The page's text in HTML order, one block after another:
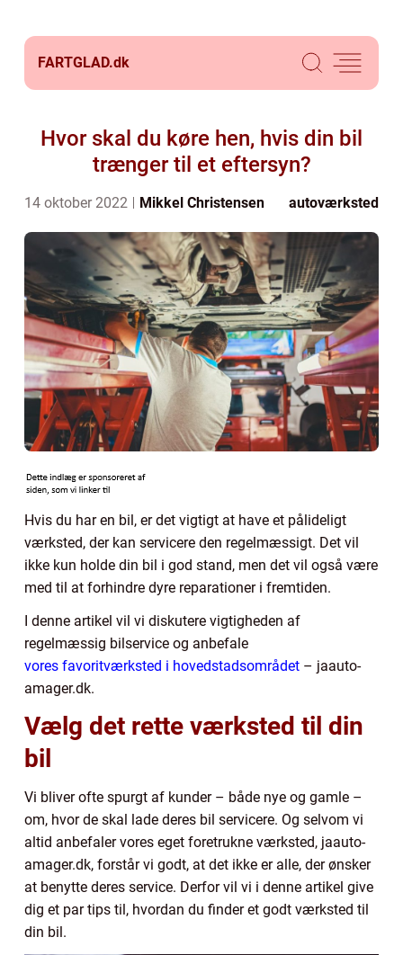
FARTGLAD.dk
Hvor skal du køre hen, hvis din bil
trænger til et eftersyn?
14 oktober 2022 Mikkel Christensen autoværksted
Hvis du har en bil, er det vigtigt at have et pålideligt
værksted, der kan servicere den regelmæssigt. Det vil
ikke kun holde din bil i god stand, men det vil også være
med til at forhindre dyre reparationer i fremtiden.
I denne artikel vil vi diskutere vigtigheden af
regelmæssig bilservice og anbefale
vores favoritværksted i hovedstadsområdet – jaauto-
amager.dk.
Vælg det rette værksted til din
bil
Vi bliver ofte spurgt af kunder – både nye og gamle –
om, hvor de skal lade deres bil servicere. Og selvom vi
altid anbefaler vores eget foretrukne værksted, jaauto-
amager.dk, forstår vi godt, at det ikke er alle, der ønsker
at benytte deres service. Derfor vil vi i denne artikel give
dig et par tips til, hvordan du finder et godt værksted til
din bil.